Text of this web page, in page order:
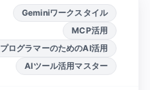
Geminiワークスタイル
MCP活用
プログラマーのためのAI活用
AIツール活用マスター